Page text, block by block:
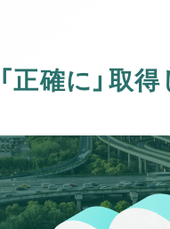
正確に」取